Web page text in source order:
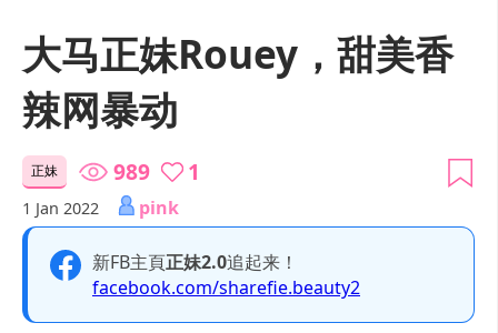
大马正妹Rouey，甜美香
辣网暴动
正妹 989 1
1 Jan 2022 pink
新FB主頁正妹2.0追起来！
facebook.com/sharefie.beauty2